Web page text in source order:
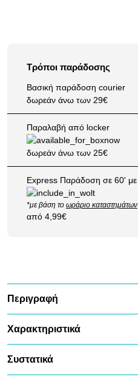
Τρόποι παράδοσης
Βασική παράδοση courier
δωρεάν άνω των 29€
Παραλαβή από locker
δωρεάν άνω των 25€
Express Παράδοση σε 60' με
*με βάση το ωράριο καταστημάτων
από 4,99€
Περιγραφή
Χαρακτηριστικά
Συστατικά